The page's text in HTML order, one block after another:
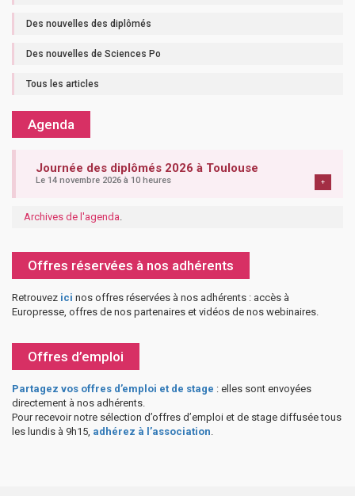
Des nouvelles des diplômés
Des nouvelles de Sciences Po
Tous les articles
Agenda
Journée des diplômés 2026 à Toulouse
Le 14 novembre 2026 à 10 heures +
Archives de l'agenda.
Offres réservées à nos adhérents
Retrouvez ici nos offres réservées à nos adhérents : accès à
Europresse, offres de nos partenaires et vidéos de nos webinaires.
Offres d’emploi
Partagez vos offres d’emploi et de stage : elles sont envoyées
directement à nos adhérents.
Pour recevoir notre sélection d’offres d’emploi et de stage diffusée tous
les lundis à 9h15, adhérez à l’association.